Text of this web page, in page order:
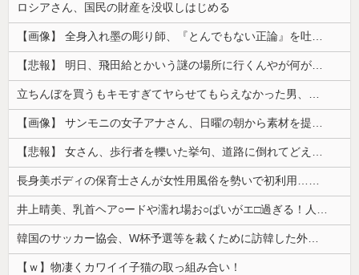
ロシアさん、国民の財産を没収しはじめる
【画像】 全身入れ墨の彫り師、『とんでもない正論』を吐いて30万再生されてしまうｗｗｗｗｗｗｗ
【悲報】 明日、飛田給とかいう謎の場所に行くんやが何があるんや????・・・・・・・・・
立ちんぼを買うもキモすぎてヤらせてもらえなかった男、代わりの足コキでまさかの大量身寸米青ｗｗｗ
【画像】 サンモニの女子アナさん、日曜の朝から素材を提供してしまう
【悲報】 女さん、歩行者を轢いた挙句、道路に倒れてどえらいことになってしまうw w w w w w w
長身美ボディの保育士さんが女性用風俗を勢いで初利用…子供に絶対見せられないメスの顔でイキまくり。
井上晴美、乳首ヘア○ードや濡れ場お○ぱいがエ□過ぎる！人生最後のラスト写真集、最高！！
韓国のサッカー協会、W杯予選等を裁くために訪韓した外国人審判を「性接待」していた……大して強くもないチームが潤沢な予算を持ってりゃそうなるわな
【ｗ】物凄くカワイイ子猫の取っ組み合い！